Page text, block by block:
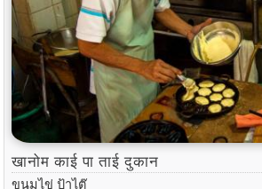
खानोम काई पा ताई दुकान
ขนมไข่ ป้าไต๊